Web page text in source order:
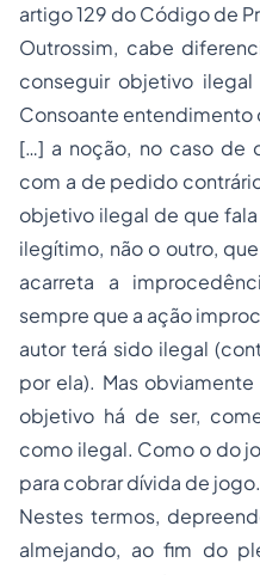
artigo 129 do Código de
Outrossim, cabe
conseguir objetivo
Consoante entendimento
[…] a noção, no caso de
com a de pedido
objetivo ilegal de que
ilegítimo, não o outro,
acarreta a
sempre que a ação
autor terá sido ilegal
por ela). Mas
objetivo há de ser,
como ilegal. Como o do
para cobrar dívida de jogo.
Nestes termos,
almejando, ao fim do